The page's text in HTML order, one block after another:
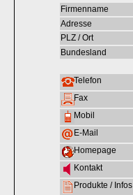
Firmenname
Adresse
PLZ / Ort
Bundesland
Telefon
Fax
Mobil
E-Mail
Homepage
Kontakt
Produkte / Infos